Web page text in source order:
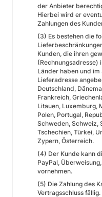
der Anbieter
Hierbei wird er
Zahlungen des
(3) Es bestehen die
Kunden, die ihren
(Rechnungsadresse)
Länder haben und im
Lieferadresse
Deutschland,
Frankreich,
Litauen, Luxemburg,
Polen, Portugal,
Schweden, Schweiz,
Tschechien, Türkei,
Zypern, Österreich.
(4) Der Kunde kann
PayPal,
vornehmen.
(5) Die Zahlung des
Vertragsschluss